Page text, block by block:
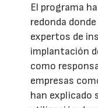
El programa
redonda
expertos de
implantación
como
empresas
han explicado